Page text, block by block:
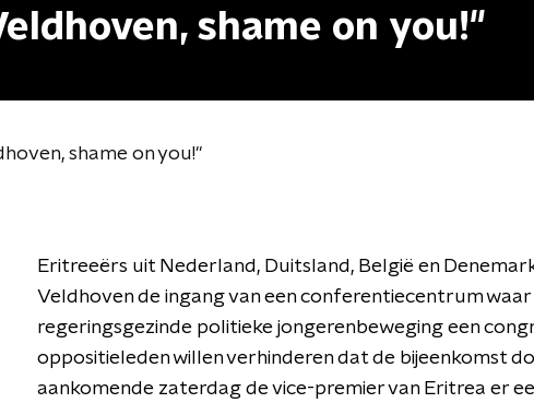
shame on you!"
shame on you!"
Eritreeërs uit Nederland, Duitsland, België en
Veldhoven de ingang van een conferentiecentrum waar
regeringsgezinde politieke jongerenbeweging een
oppositieleden willen verhinderen dat de bijeenkomst
aankomende zaterdag de vice-premier van Eritrea er